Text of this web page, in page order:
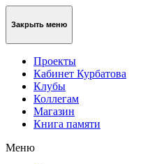
Закрыть меню
Проекты
Кабинет Курбатова
Клубы
Коллегам
Магазин
Книга памяти
Меню